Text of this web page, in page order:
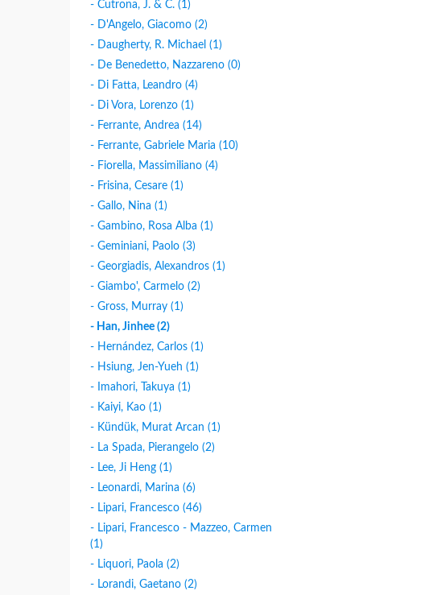
- Cutrona, J. & C. (1)
- D'Angelo, Giacomo (2)
- Daugherty, R. Michael (1)
- De Benedetto, Nazzareno (0)
- Di Fatta, Leandro (4)
- Di Vora, Lorenzo (1)
- Ferrante, Andrea (14)
- Ferrante, Gabriele Maria (10)
- Fiorella, Massimiliano (4)
- Frisina, Cesare (1)
- Gallo, Nina (1)
- Gambino, Rosa Alba (1)
- Geminiani, Paolo (3)
- Georgiadis, Alexandros (1)
- Giambo', Carmelo (2)
- Gross, Murray (1)
- Han, Jinhee (2)
- Hernández, Carlos (1)
- Hsiung, Jen-Yueh (1)
- Imahori, Takuya (1)
- Kaiyi, Kao (1)
- Kündük, Murat Arcan (1)
- La Spada, Pierangelo (2)
- Lee, Ji Heng (1)
- Leonardi, Marina (6)
- Lipari, Francesco (46)
- Lipari, Francesco - Mazzeo, Carmen
(1)
- Liquori, Paola (2)
- Lorandi, Gaetano (2)